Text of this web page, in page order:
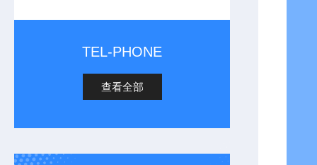
TEL-PHONE
查看全部